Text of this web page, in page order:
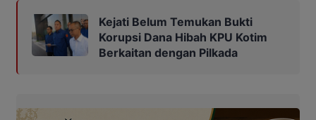
Kejati Belum Temukan Bukti
Korupsi Dana Hibah KPU Kotim
Berkaitan dengan Pilkada